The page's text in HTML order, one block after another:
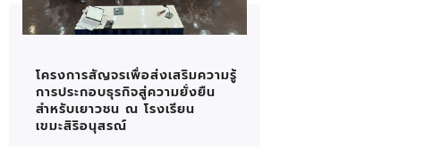
โครงการสัญจรเพื่อส่งเสริมความรู้
การประกอบธุรกิจสู่ความยั่งยืน
สำหรับเยาวชน ณ โรงเรียน
เขมะสิริอนุสรณ์